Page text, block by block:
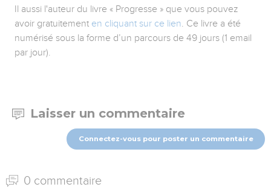
Il aussi l'auteur du livre « Progresse » que vous pouvez
avoir gratuitement en cliquant sur ce lien. Ce livre a été
numérisé sous la forme d’un parcours de 49 jours (1 email
par jour).
Laisser un commentaire
Connectez-vous pour poster un commentaire
0 commentaire